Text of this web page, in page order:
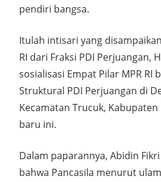
pendiri bangsa.
Itulah intisari yang
RI dari Fraksi PDI Perjuangan,
sosialisasi Empat Pilar MPR RI
Struktural PDI Perjuangan di
Kecamatan Trucuk,
baru ini.
Dalam paparannya, Abidin
bahwa Pancasila menurut